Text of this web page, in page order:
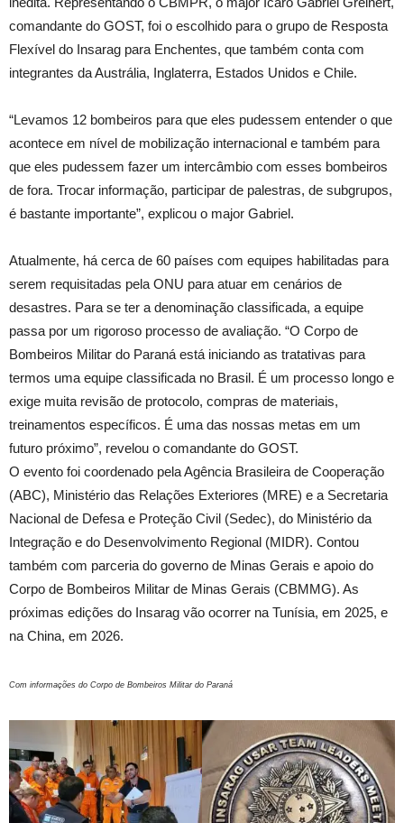
comandante do GOST, foi o escolhido para o grupo de Resposta
Flexível do Insarag para Enchentes, que também conta com
integrantes da Austrália, Inglaterra, Estados Unidos e Chile.
“Levamos 12 bombeiros para que eles pudessem entender o que
acontece em nível de mobilização internacional e também para
que eles pudessem fazer um intercâmbio com esses bombeiros
de fora. Trocar informação, participar de palestras, de subgrupos,
é bastante importante”, explicou o major Gabriel.
Atualmente, há cerca de 60 países com equipes habilitadas para
serem requisitadas pela ONU para atuar em cenários de
desastres. Para se ter a denominação classificada, a equipe
passa por um rigoroso processo de avaliação. “O Corpo de
Bombeiros Militar do Paraná está iniciando as tratativas para
termos uma equipe classificada no Brasil. É um processo longo e
exige muita revisão de protocolo, compras de materiais,
treinamentos específicos. É uma das nossas metas em um
futuro próximo”, revelou o comandante do GOST.
O evento foi coordenado pela Agência Brasileira de Cooperação
(ABC), Ministério das Relações Exteriores (MRE) e a Secretaria
Nacional de Defesa e Proteção Civil (Sedec), do Ministério da
Integração e do Desenvolvimento Regional (MIDR). Contou
também com parceria do governo de Minas Gerais e apoio do
Corpo de Bombeiros Militar de Minas Gerais (CBMMG). As
próximas edições do Insarag vão ocorrer na Tunísia, em 2025, e
na China, em 2026.
Com informações do Corpo de Bombeiros Militar do Paraná